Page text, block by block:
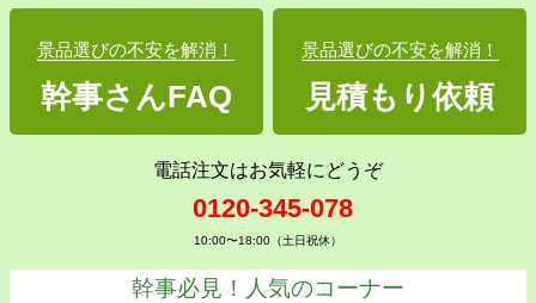
景品選びの不安を解消！
幹事さんFAQ
景品選びの不安を解消！
見積もり依頼
電話注文はお気軽にどうぞ
0120-345-078
10:00〜18:00（土日祝休）
幹事必見！人気のコーナー